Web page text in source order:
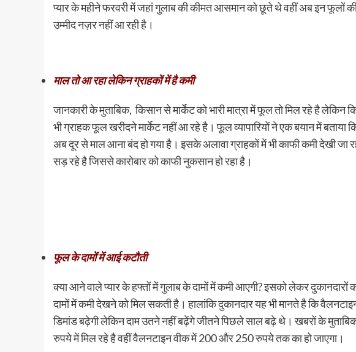
प्यार के महीने फरवरी में जहां गुलाब की कीमत आसमान को छूते थे वहीं अब इन फूलों
उम्मीद नज़र नहीं आ रही है।
माल तो आ रहा लेकिन ग्राहकों में है कमी
जानकारी के मुताबिक, किसान से मार्केट को भारी मात्रा में फूल तो मिल रहे है
भी ग्राहक फूल खरीदने मार्केट नहीं आ रहे है। फूल व्यापारियों ने एक बयान में
अब दूर से माल आना बंद हो गया है। इसके अलावा ग्राहकों में भी काफी कमी देखी
सड़ रहे है जिससे कारोबार को काफी नुकसान हो रहा है।
फूल के दामोंं में आई कटौती
क्या आने वाले प्यार के हफ्तों में गुलाब के दामों में कमी आएगी? इसको लेकर
दामों में कमी देखने को मिल सकती है। हालांकि दुकानदार यह भी मानते है कि
डिमांड बढ़ेगी लेकिन दाम उतने नहीं बढ़ेंगे जीतने पिछले साल बढ़े थे। खबरों के
रुपये में मिल रहे है वहीं वैलनटाइन वीक में 200 और 250 रुपये तक का हो जाएगा।